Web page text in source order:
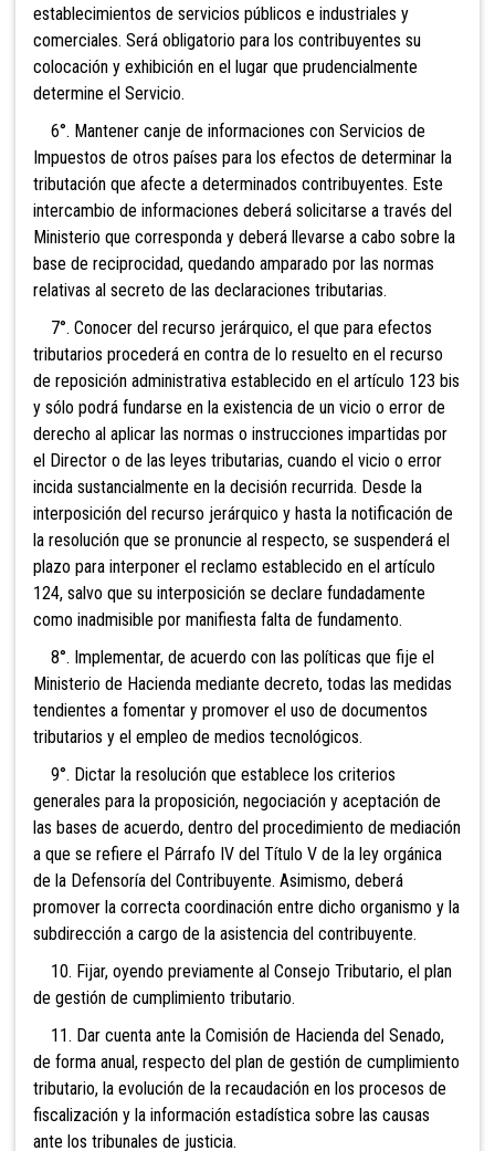
establecimientos de servicios públicos e industriales y
comerciales. Será obligatorio para los contribuyentes su
colocación y exhibición en el lugar que prudencialmente
determine el Servicio.
6°. Mantener canje de informaciones con Servicios de
Impuestos de otros países para los efectos de determinar la
tributación que afecte a determinados contribuyentes. Este
intercambio de informaciones deberá solicitarse a través del
Ministerio que corresponda y deberá llevarse a cabo sobre la
base de reciprocidad, quedando amparado por las normas
relativas al secreto de las declaraciones tributarias.
7°. Conocer del recurso jerárquico, el que para efectos
tributarios procederá en contra de lo resuelto en el recurso
de reposición administrativa establecido en el artículo 123 bis
y sólo podrá fundarse en la existencia de un vicio o error de
derecho al aplicar las normas o instrucciones impartidas por
el Director o de las leyes tributarias, cuando el vicio o error
incida sustancialmente en la decisión recurrida. Desde la
interposición del recurso jerárquico y hasta la notificación de
la resolución que se pronuncie al respecto, se suspenderá el
plazo para interponer el reclamo establecido en el artículo
124, salvo que su interposición se declare fundadamente
como inadmisible por manifiesta falta de fundamento.
8°. Implementar, de acuerdo con las políticas que fije el
Ministerio de Hacienda mediante decreto, todas las medidas
tendientes a fomentar y promover el uso de documentos
tributarios y el empleo de medios tecnológicos.
9°. Dictar la resolución que establece los criterios
generales para la proposición, negociación y aceptación de
las bases de acuerdo, dentro del procedimiento de mediación
a que se refiere el Párrafo IV del Título V de la ley orgánica
de la Defensoría del Contribuyente. Asimismo, deberá
promover la correcta coordinación entre dicho organismo y la
subdirección a cargo de la asistencia del contribuyente.
10. Fijar, oyendo previamente al Consejo Tributario, el plan
de gestión de cumplimiento tributario.
11. Dar cuenta ante la Comisión de Hacienda del Senado,
de forma anual, respecto del plan de gestión de cumplimiento
tributario, l a evolución de la recaudación en los procesos de
fiscalización y la información estadística sobre las causas
ante los tribunales de justicia.